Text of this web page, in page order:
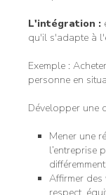
L'intégration :
qu'il s'adapte à
Exemple :
personne en
Développer une
Mener une
l’entreprise
différemment
Affirmer des